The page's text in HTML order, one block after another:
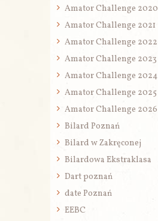
Amator Challenge 2020
Amator Challenge 2021
Amator Challenge 2022
Amator Challenge 2023
Amator Challenge 2024
Amator Challenge 2025
Amator Challenge 2026
Bilard Poznań
Bilard w Zakręconej
Bilardowa Ekstraklasa
Dart poznań
date Poznań
EEBC